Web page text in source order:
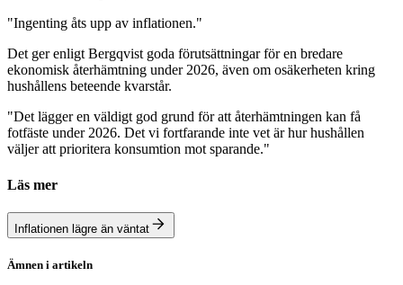
"Ingenting åts upp av inflationen."
Det ger enligt Bergqvist goda förutsättningar för en bredare
ekonomisk återhämtning under 2026, även om osäkerheten kring
hushållens beteende kvarstår.
"Det lägger en väldigt god grund för att återhämtningen kan få
fotfäste under 2026. Det vi fortfarande inte vet är hur hushållen
väljer att prioritera konsumtion mot sparande."
Läs mer
Inflationen lägre än väntat
Ämnen i artikeln